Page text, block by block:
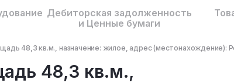
Дебиторская задолженность
и Ценные бумаги
48,3 кв.м., назначение: жилое, адрес (местонахождение):
48,3 кв.м.,